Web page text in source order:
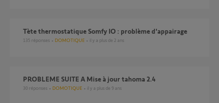
Tète thermostatique Somfy IO : problème d'appairage
135 réponses DOMOTIQUE il y a plus de 2 ans
PROBLEME SUITE A Mise à jour tahoma 2.4
30 réponses DOMOTIQUE il y a plus de 9 ans